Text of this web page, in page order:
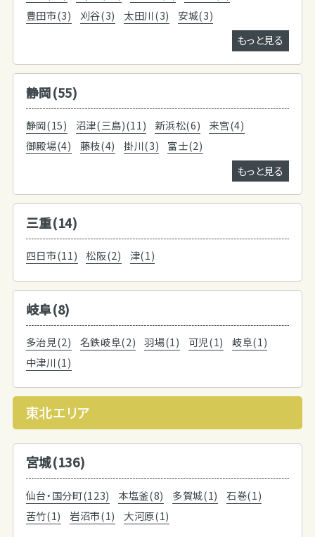
豊田市(3)
刈谷(3) 太田川(3)
安城(3)
もっと見る
静岡(55)
静岡(15) 沼津(三島)(11) 新浜松(6)
来宮(4)
御殿場(4)
藤枝(4) 掛川(3)
富士(2)
もっと見る
三重(14)
四日市(11) 松阪(2) 津(1)
岐阜(8)
多治見(2) 名鉄岐阜(2) 羽場(1) 可児(1)
岐阜(1)
中津川(1)
東北エリア
宮城(136)
仙台・国分町(123) 本塩釜(8) 多賀城(1)
石巻(1)
苦竹(1)
岩沼市(1) 大河原(1)